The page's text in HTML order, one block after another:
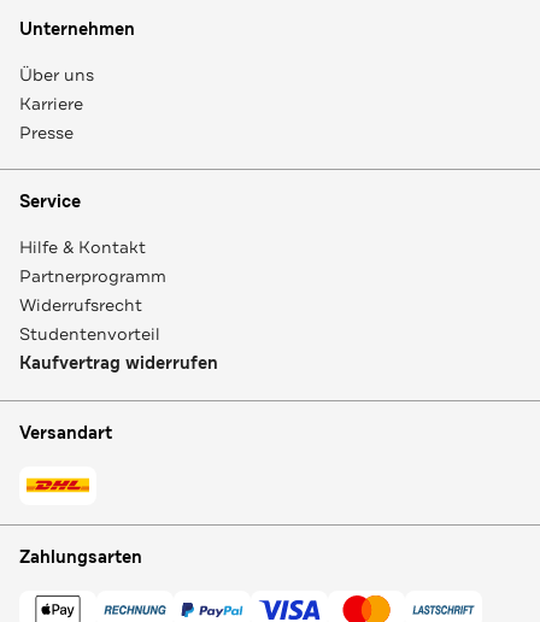
Unternehmen
Über uns
Karriere
Presse
Service
Hilfe & Kontakt
Partnerprogramm
Widerrufsrecht
Studentenvorteil
Kaufvertrag widerrufen
Versandart
Zahlungsarten